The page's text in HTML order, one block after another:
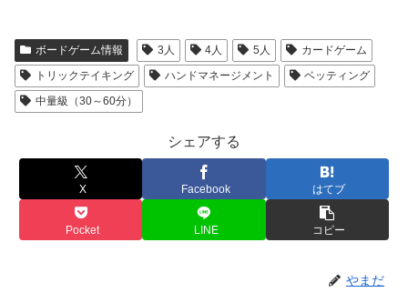
ボードゲーム情報 3人 4人 5人
カードゲーム
トリックテイキング
ハンドマネージメント
ベッティング
中量級（30～60分）
シェアする
X Facebook はてブ
Pocket LINE コピー
やまだ